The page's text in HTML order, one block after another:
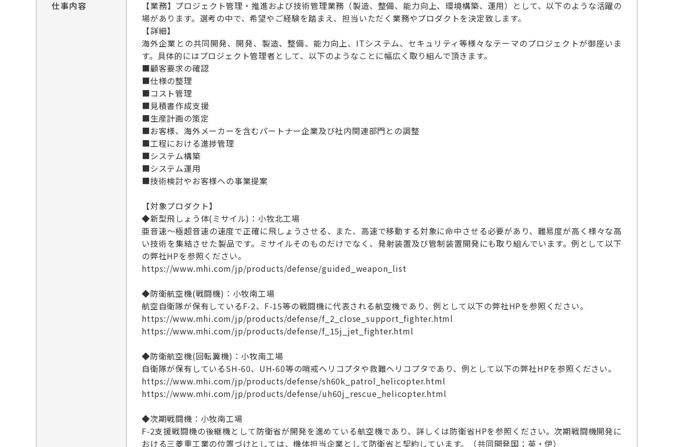
仕事内容
【業務】プロジェクト管理・推進および技術管理業務（製造、整備、能力向上、環境構築、運用）として、以下のような活躍の
場があります。選考の中で、希望やご経験を踏まえ、担当いただく業務やプロダクトを決定致します。
【詳細】
海外企業との共同開発、開発、製造、整備、能力向上、ITシステム、セキュリティ等様々なテーマのプロジェクトが御座いま
す。具体的にはプロジェクト管理者として、以下のようなことに幅広く取り組んで頂きます。
■顧客要求の確認
■仕様の整理
■コスト管理
■見積書作成支援
■生産計画の策定
■お客様、海外メーカーを含むパートナー企業及び社内関連部門との調整
■工程における進捗管理
■システム構築
■システム運用
■技術検討やお客様への事業提案
【対象プロダクト】
◆新型飛しょう体(ミサイル)：小牧北工場
亜音速～極超音速の速度で正確に飛しょうさせる、また、高速で移動する対象に命中させる必要があり、難易度が高く様々な高
い技術を集結させた製品です。ミサイルそのものだけでなく、発射装置及び管制装置開発にも取り組んでいます。例として以下
の弊社HPを参照ください。
https://www.mhi.com/jp/products/defense/guided_weapon_list
◆防衛航空機(戦闘機)：小牧南工場
航空自衛隊が保有しているF-2、F-15等の戦闘機に代表される航空機であり、例として以下の弊社HPを参照ください。
https://www.mhi.com/jp/products/defense/f_2_close_support_fighter.html
https://www.mhi.com/jp/products/defense/f_15j_jet_fighter.html
◆防衛航空機(回転翼機)：小牧南工場
自衛隊が保有しているSH-60、UH-60等の哨戒ヘリコプタや救難ヘリコプタであり、例として以下の弊社HPを参照ください。
https://www.mhi.com/jp/products/defense/sh60k_patrol_helicopter.html
https://www.mhi.com/jp/products/defense/uh60j_rescue_helicopter.html
◆次期戦闘機：小牧南工場
F-2支援戦闘機の後継機として防衛省が開発を進めている航空機であり、詳しくは防衛省HPを参照ください。次期戦闘機開発に
おける三菱重工業の位置づけとしては、機体担当企業として防衛省と契約しています。（共同開発国：英・伊）